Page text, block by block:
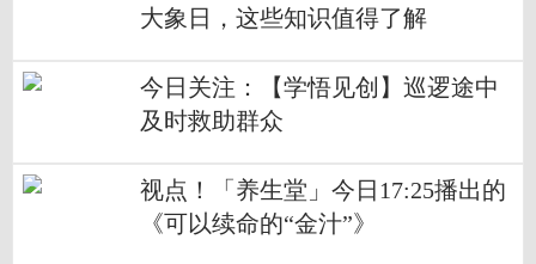
大象日，这些知识值得了解
今日关注：【学悟见创】巡逻途中
及时救助群众
视点！「养生堂」今日17:25播出的
《可以续命的“金汁”》